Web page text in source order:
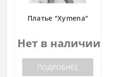
Платье "Xymena"
Нет в наличии
ПОДРОБНЕЕ